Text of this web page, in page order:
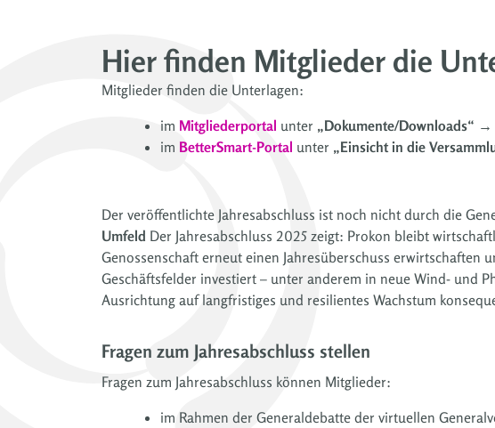
Hier finden Mitglieder die
Mitglieder finden die Unterlagen:
im Mitgliederportal unter „Dokumente/Downloads“ →
im BetterSmart-Portal unter „Einsicht in die
Der veröffentlichte Jahresabschluss ist noch nicht durch die
Umfeld Der Jahresabschluss 2025 zeigt: Prokon bleibt
Genossenschaft erneut einen Jahresüberschuss
Geschäftsfelder investiert – unter anderem in neue Wind- und
Ausrichtung auf langfristiges und resilientes Wachstum
Fragen zum Jahresabschluss stellen
Fragen zum Jahresabschluss können Mitglieder:
im Rahmen der Generaldebatte der virtuellen